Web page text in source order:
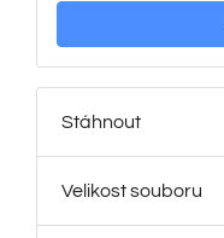
Stáhnout
Velikost souboru